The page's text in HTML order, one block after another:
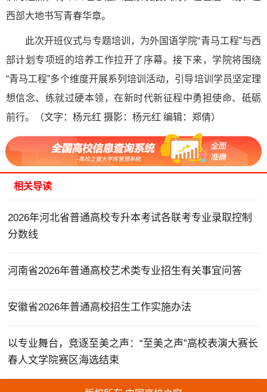
西部大地书写青春华章。
此次开班仪式与专题培训，为外国语学院“青马工程”与西
部计划专项班的培养工作拉开了序幕。接下来，学院将围绕
“青马工程”多个维度开展系列培训活动，引导培训学员坚定理
想信念、练就过硬本领，在新时代新征程中勇担使命、砥砺
前行。（文字：杨元红 摄影：杨元红 编辑：郑倩）
相关导读
2026年河北省普通高校专升本考试各联考专业录取控制
分数线
河南省2026年普通高校艺术类专业招生有关事宜问答
安徽省2026年普通高校招生工作实施办法
以专业舞台，竞逐至美之声：“至美之声”高校表演大赛长
春人文学院赛区海选结束